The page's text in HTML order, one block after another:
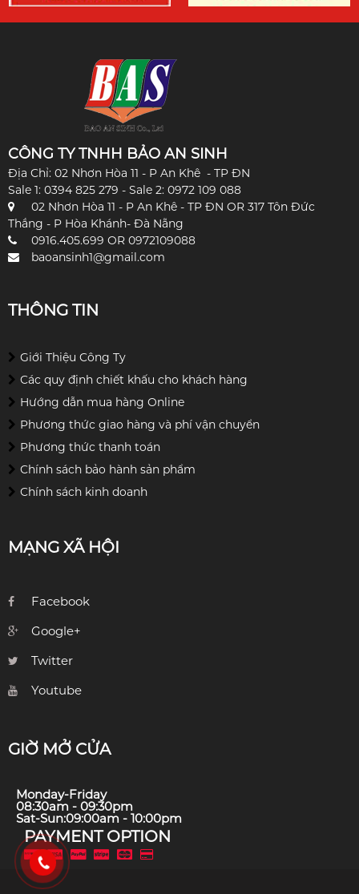
CÔNG TY TNHH BẢO AN SINH
Địa Chỉ: 02 Nhơn Hòa 11 - P An Khê - TP ĐN
Sale 1: 0394 825 279 - Sale 2: 0972 109 088
02 Nhơn Hòa 11 - P An Khê - TP ĐN OR 317 Tôn Đức
Thắng - P Hòa Khánh- Đà Nẵng
0916.405.699 OR 0972109088
baoansinh1@gmail.com
THÔNG TIN
Giới Thiệu Công Ty
Các quy định chiết khấu cho khách hàng
Hướng dẫn mua hàng Online
Phương thức giao hàng và phí vận chuyển
Phương thức thanh toán
Chính sách bảo hành sản phẩm
Chính sách kinh doanh
MẠNG XÃ HỘI
Facebook
Google+
Twitter
Youtube
GIỜ MỞ CỬA
Monday-Friday
08:30am - 09:30pm
Sat-Sun:09:00am - 10:00pm
PAYMENT OPTION